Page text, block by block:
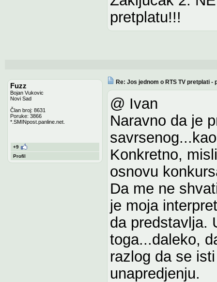
pretplatu!!!
Fuzz
Bojan Vukovic
Novi Sad
Član broj: 8631
Poruke: 3866
*.SMINpost.panline.net.
+9
Profil
Re: Jos jednom o RTS TV pretplati -
@ Ivan
Naravno da je
Konkretno,
osnovu
Da me ne
je moja
da predstavlja.
toga...daleko,
razlog da se
unapredjenju.